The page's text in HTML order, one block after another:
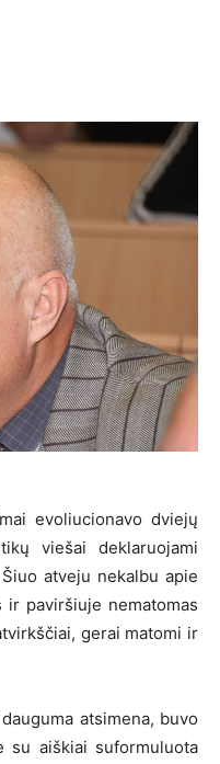
evoliucionavo dviejų
viešai deklaruojami
atveju nekalbu apie
paviršiuje nematomas
gerai matomi ir
atsimena, buvo
su aiškiai suformuluota